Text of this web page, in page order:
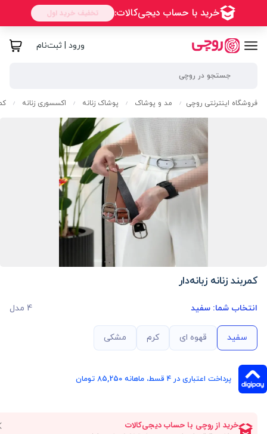
ورود | ثبت‌نام
فروشگاه اینترنتی روچی / مد و پوشاک / پوشاک زنانه / اکسسوری زنانه /
کمربند زنانه زبانه‌دار
انتخاب شما: سفید 4 مدل
سفید قهوه ای کرم مشکی
پرداخت اعتباری در ۴ قسط، ماهانه 85,250 تومان